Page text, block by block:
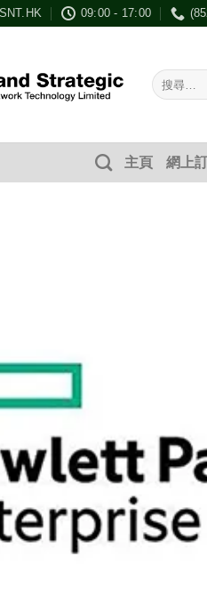
09:00 - 17:00
搜
尋：
主頁 網上